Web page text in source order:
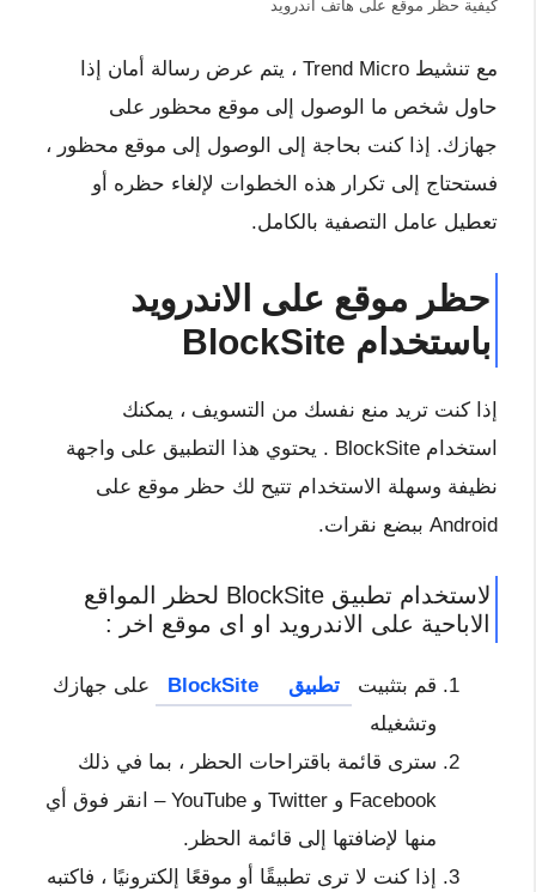
كيفية حظر موقع على هاتف اندرويد
مع تنشيط Trend Micro ، يتم عرض رسالة أمان إذا
حاول شخص ما الوصول إلى موقع محظور على
جهازك. إذا كنت بحاجة إلى الوصول إلى موقع محظور ،
فستحتاج إلى تكرار هذه الخطوات لإلغاء حظره أو
تعطيل عامل التصفية بالكامل.
حظر موقع على الاندرويد
باستخدام BlockSite
إذا كنت تريد منع نفسك من التسويف ، يمكنك
استخدام BlockSite . يحتوي هذا التطبيق على واجهة
نظيفة وسهلة الاستخدام تتيح لك حظر موقع على
Android ببضع نقرات.
لاستخدام تطبيق BlockSite لحظر المواقع
الاباحية على الاندرويد او اى موقع اخر :
قم بتثبيت تطبيق BlockSite
على جهازك
وتشغيله
سترى قائمة باقتراحات الحظر ، بما في ذلك
Facebook و Twitter و YouTube – انقر فوق أي
منها لإضافتها إلى قائمة الحظر.
إذا كنت لا ترى تطبيقًا أو موقعًا إلكترونيًا ، فاكتبه